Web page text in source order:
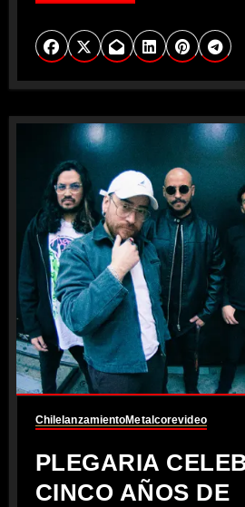
ChilelanzamientoMetalcorevideo
PLEGARIA
CINCO AÑOS DE